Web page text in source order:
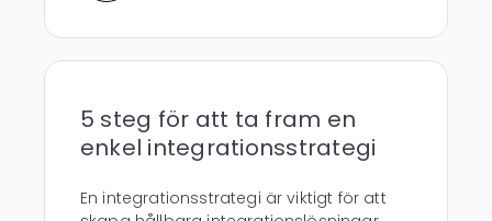
5 steg för att ta fram en
enkel integrationsstrategi
En integrationsstrategi är viktigt för att